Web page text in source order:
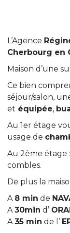
L’Agence
Cherbourg en
Maison d’une
Ce bien
séjour/salon,
et équipée,
Au 1er étage
usage de
Au 2ème étage :
combles.
De plus la
A 8 min de
A 30min d’
A 35 min de l’